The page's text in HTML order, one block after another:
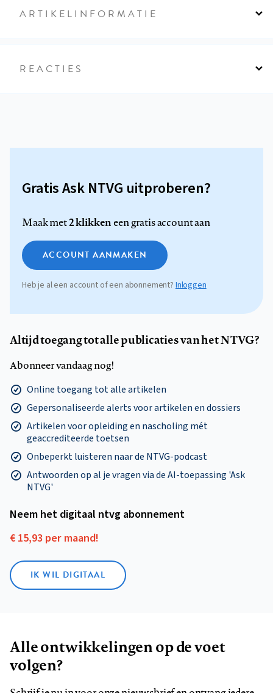
ARTIKELINFORMATIE
REACTIES
Gratis Ask NTVG uitproberen?
Maak met2 klikkeneen gratis account aan
ACCOUNT AANMAKEN
Heb je al een account of een abonnement?Inloggen
Altijd toegang tot alle publicaties van het NTVG?
Abonneer vandaag nog!
Online toegang tot alle artikelen
Gepersonaliseerde alerts voor artikelen en dossiers
Artikelen voor opleiding en nascholing mét
geaccrediteerde toetsen
Onbeperkt luisteren naar de NTVG-podcast
Antwoorden op al je vragen via de AI-toepassing 'Ask
NTVG'
Neem het digitaal ntvg abonnement
€ 15,93 per maand!
IK WIL DIGITAAL
Alle ontwikkelingen op de voet
volgen?